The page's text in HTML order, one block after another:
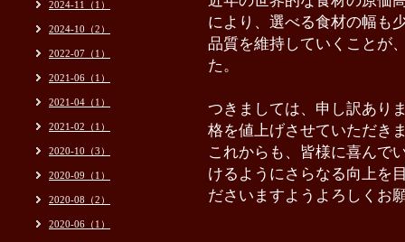
により、選べる食材の幅も
品質を維持していくことが
た。
つきましては、申し訳あり
格を値上げさせていただき
これからも、 皆様に喜んで
けるようにさらなる向上を
ださいますようよろしくお
2024-11（1）
2024-10（2）
2022-07（1）
2021-06（1）
2021-04（1）
2021-02（1）
2020-10（3）
2020-09（1）
2020-08（2）
2020-06（1）